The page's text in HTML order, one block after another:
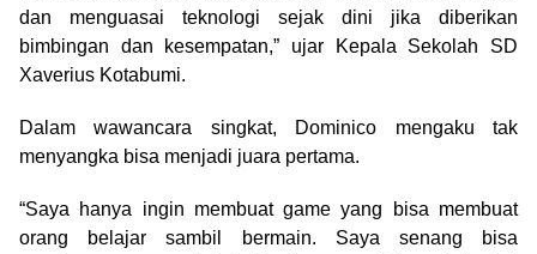
dan menguasai teknologi sejak dini jika diberikan
bimbingan dan kesempatan,” ujar Kepala Sekolah SD
Xaverius Kotabumi.
Dalam wawancara singkat, Dominico mengaku tak
menyangka bisa menjadi juara pertama.
“Saya hanya ingin membuat game yang bisa membuat
orang belajar sambil bermain. Saya senang bisa